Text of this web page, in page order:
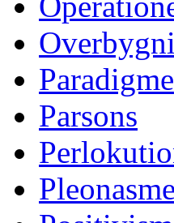
Paradigme
Parsons
Pleonasme